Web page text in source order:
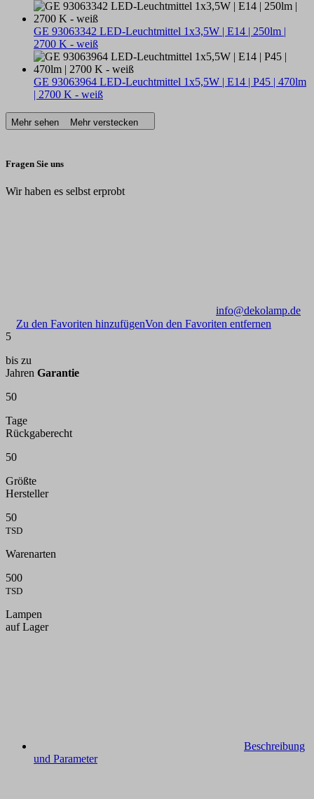
GE 93063342 LED-Leuchtmittel 1x3,5W | E14 | 250lm |
2700 K - weiß
GE 93063964 LED-Leuchtmittel 1x5,5W | E14 | P45 | 470lm
| 2700 K - weiß
Mehr sehen Mehr verstecken
Fragen Sie uns
Wir haben es selbst erprobt
info@dekolamp.de
Zu den Favoriten hinzufügenVon den Favoriten entfernen
5
bis zu
Jahren Garantie
50
Tage
Rückgaberecht
50
Größte
Hersteller
50
TSD
Warenarten
500
TSD
Lampen
auf Lager
Beschreibung
und Parameter